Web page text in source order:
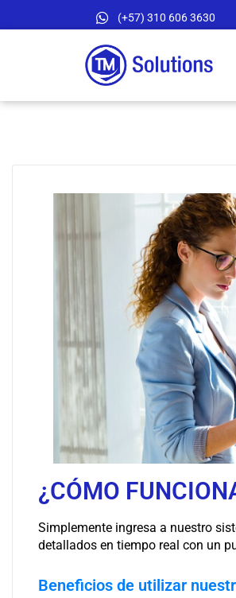
(+57) 310 606 3630
¿CÓMO
Simplemente ingresa a nuestro
detallados en tiempo real con un
Beneficios de utilizar